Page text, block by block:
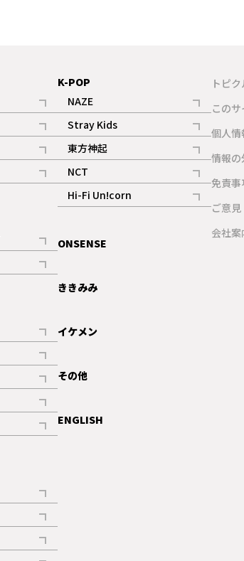
K-POP
NAZE
記事
Stray Kids
記事
東方神起
記事
NCT
記事
Hi-Fi Un!corn
記事
ONSENSE
ききみみ
イケメン
その他
ENGLISH
トピ
この
個人情
情報の
免責事
ご意見
会社案